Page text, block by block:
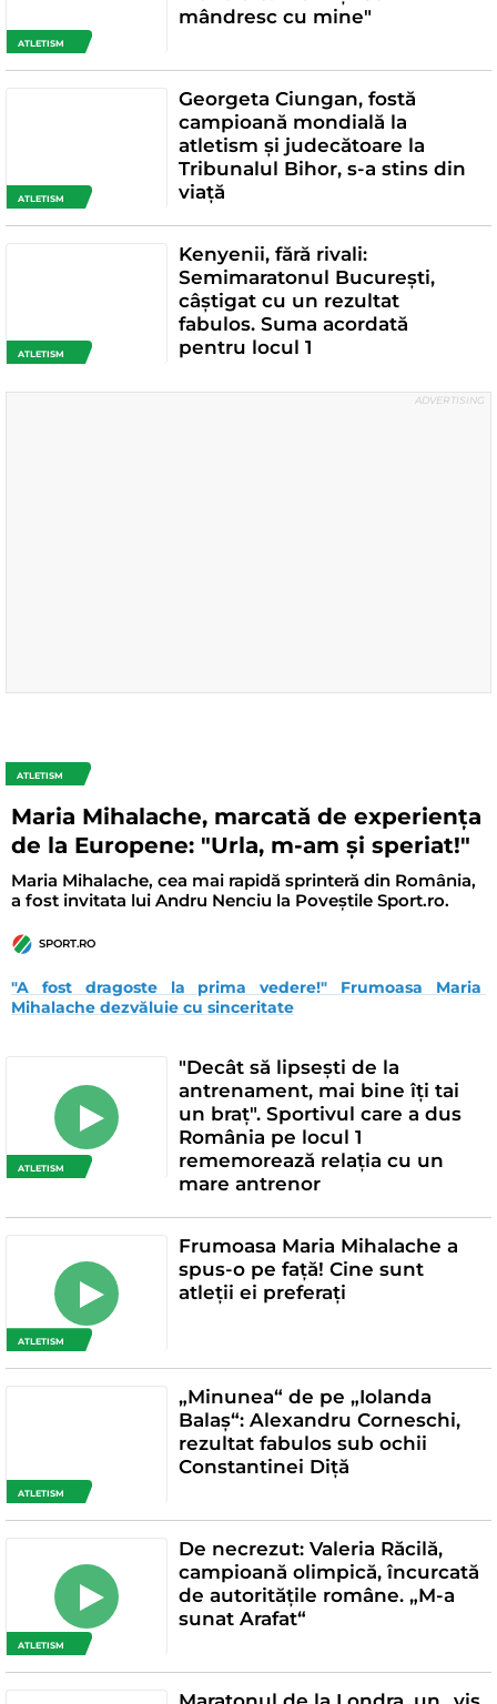
ATLETISM
mândresc cu mine"
ATLETISM
Georgeta Ciungan, fostă
campioană mondială la
atletism și judecătoare la
Tribunalul Bihor, s-a stins din
viață
ATLETISM
Kenyenii, fără rivali:
Semimaratonul București,
câștigat cu un rezultat
fabulos. Suma acordată
pentru locul 1
ATLETISM
Maria Mihalache, marcată de experiența
de la Europene: "Urla, m-am și speriat!"
Maria Mihalache, cea mai rapidă sprinteră din România,
a fost invitata lui Andru Nenciu la Poveștile Sport.ro.
SPORT.RO
"A fost dragoste la prima vedere!" Frumoasa Maria
Mihalache dezvăluie cu sinceritate
ATLETISM
"Decât să lipsești de la
antrenament, mai bine îți tai
un braț". Sportivul care a dus
România pe locul 1
rememorează relația cu un
mare antrenor
ATLETISM
Frumoasa Maria Mihalache a
spus-o pe față! Cine sunt
atleții ei preferați
ATLETISM
„Minunea“ de pe „Iolanda
Balaș“: Alexandru Corneschi,
rezultat fabulos sub ochii
Constantinei Diță
ATLETISM
De necrezut: Valeria Răcilă,
campioană olimpică, încurcată
de autoritățile române. „M-a
sunat Arafat“